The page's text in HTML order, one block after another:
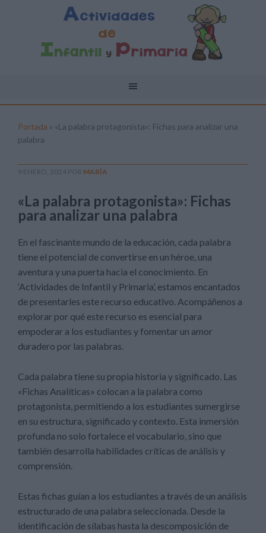
Portada » «La palabra protagonista»: Fichas para analizar una
palabra
9 ENERO, 2024 POR MARÍA
«La palabra protagonista»: Fichas
para analizar una palabra
En el fascinante mundo de la educación, cada palabra
tiene el potencial de convertirse en un héroe, una
aventura y una puerta hacia el conocimiento. En
‘Actividades de Infantil y Primaria’, estamos encantados
de presentarles este recurso educativo. Acompáñenos a
explorar por qué este recurso es esencial para
empoderar a los estudiantes y fomentar un amor
duradero por las palabras.
Cada palabra tiene su propia historia y significado. Las
«Fichas Analíticas» colocan a la palabra como
protagonista, permitiendo a los estudiantes sumergirse
en su estructura, significado y contexto. Esta inmersión
profunda no solo fortalece el vocabulario, sino que
también desarrolla habilidades críticas de análisis y
comprensión.
Estas fichas guían a los estudiantes a través de un análisis
estructurado de una palabra seleccionada. Desde la
identificación de sílabas hasta la descomposición de